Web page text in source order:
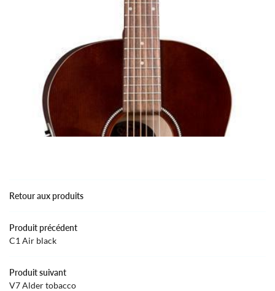
ACCUEIL
& INSTRUMENTS
AVIS
Une question
Retour aux produits
Produit précédent
C1 Air black
Produit suivant
V7 Alder tobacco